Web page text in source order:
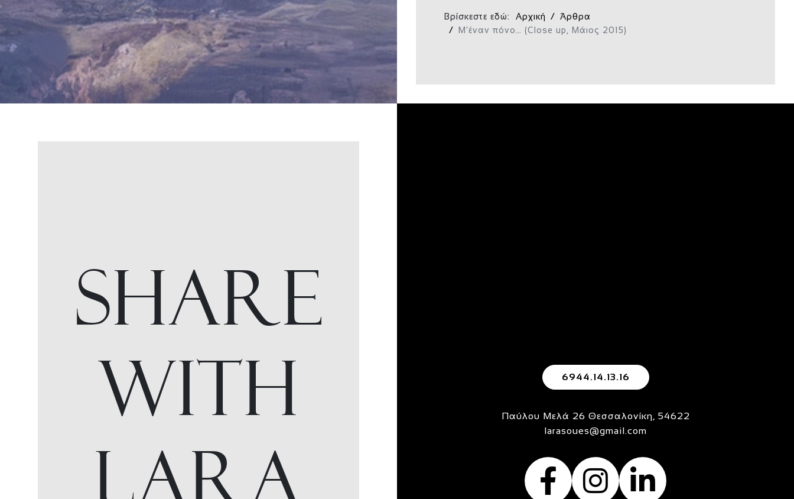
Βρίσκεστε εδώ: Αρχική
Άρθρα
Μ’έναν πόνο… (Close up, Μάιος 2015)
SHARE
WITH
LARA
6944.14.13.16
Παύλου Μελά 26 Θεσσαλονίκη, 54622
larasoues@gmail.com